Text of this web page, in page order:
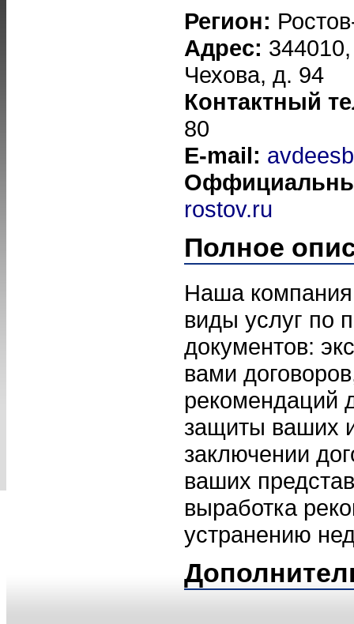
Регион:
Адрес:
Чехова, д. 94
Контактный
80
E-mail:
rostov.ru
Полное
Наша
виды услуг по
документов:
вами
рекомендаций
защиты ваших
заключении
ваших
выработка
устранению